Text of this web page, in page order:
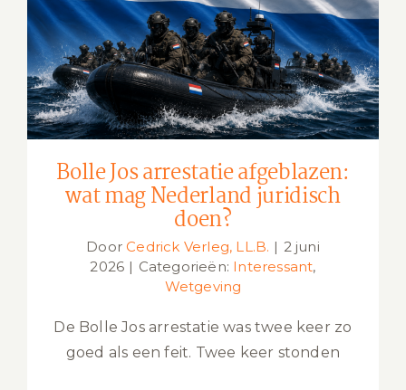
Bolle Jos arrestatie afgeblazen: wat
mag Nederland juridisch doen?
Bolle Jos arrestatie afgeblazen:
wat mag Nederland juridisch
doen?
Door Cedrick Verleg, LL.B. | 2 juni
2026 | Categorieën: Interessant,
Wetgeving
De Bolle Jos arrestatie was twee keer zo
goed als een feit. Twee keer stonden